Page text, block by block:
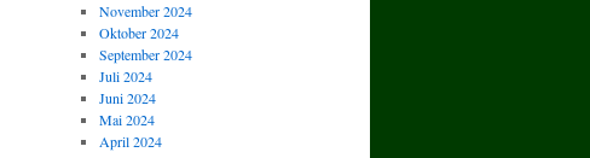
November 2024
Oktober 2024
September 2024
Juli 2024
Juni 2024
Mai 2024
April 2024